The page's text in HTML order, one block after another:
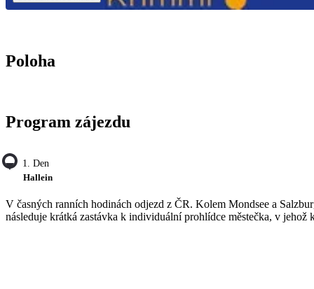
Poloha
Program zájezdu
1. Den
Hallein
V časných ranních hodinách odjezd z ČR. Kolem Mondsee a
následuje krátká zastávka k individuální prohlídce městečka, v jehož